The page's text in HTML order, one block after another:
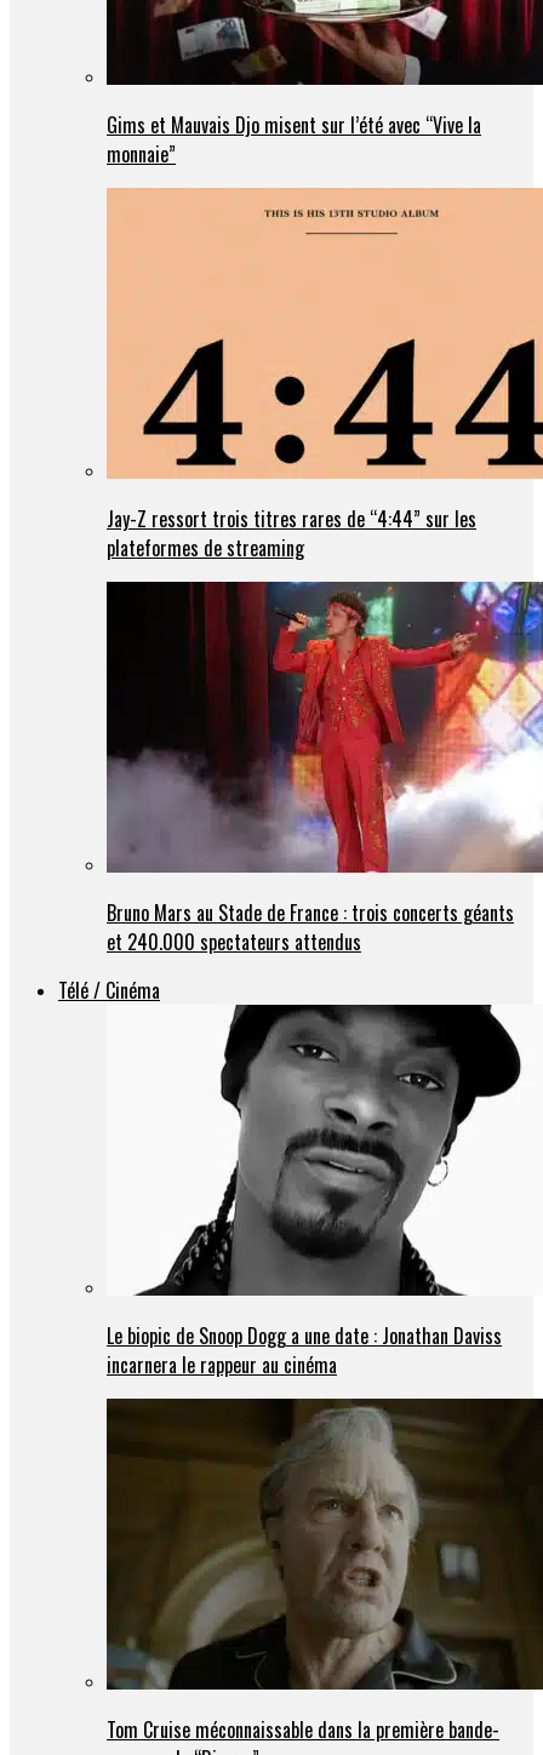
Gims et Mauvais Djo misent sur l’été avec “Vive la
monnaie”
Jay-Z ressort trois titres rares de “4:44” sur les
plateformes de streaming
Bruno Mars au Stade de France : trois concerts géants
et 240.000 spectateurs attendus
Télé / Cinéma
Le biopic de Snoop Dogg a une date : Jonathan Daviss
incarnera le rappeur au cinéma
Tom Cruise méconnaissable dans la première bande-